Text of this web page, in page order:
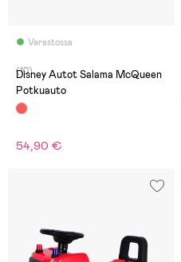
Varastossa
(10)
Disney Autot Salama McQueen
Potkuauto
54,90 €